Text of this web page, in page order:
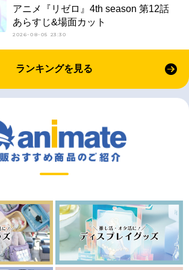
アニメ『リゼロ』4th season 第12話
あらすじ&場面カット
2026-08-05 23:30
ランキングを見る